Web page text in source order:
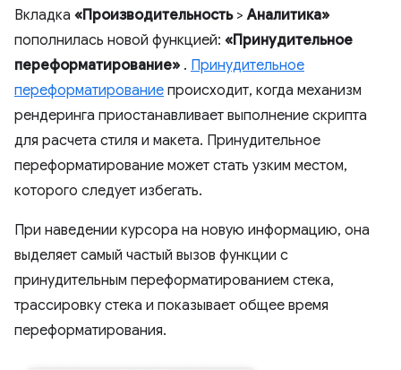
Вкладка «Производительность>Аналитика»
пополнилась новой функцией: «Принудительное
переформатирование» . Принудительное
переформатирование происходит, когда механизм
рендеринга приостанавливает выполнение скрипта
для расчета стиля и макета. Принудительное
переформатирование может стать узким местом,
которого следует избегать.
При наведении курсора на новую информацию, она
выделяет самый частый вызов функции с
принудительным переформатированием стека,
трассировку стека и показывает общее время
переформатирования.